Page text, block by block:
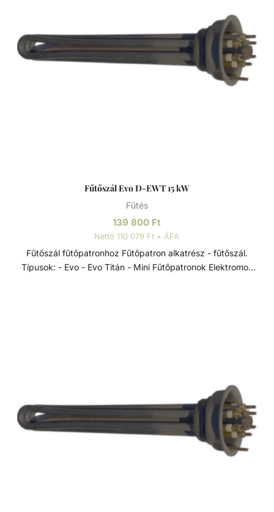
Fűtőszál Evo D-EWT 15 kW
Fűtés
139 800 Ft
Nettó 110 079 Ft + ÁFA
Fűtőszál fűtőpatronhoz Fűtőpatron alkatrész - fűtőszál.
Típusok: - Evo - Evo Titán - Mini Fűtőpatronok Elektromos